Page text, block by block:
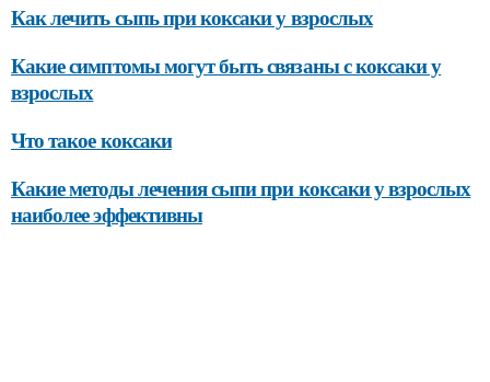
Как лечить сыпь при коксаки у взрослых
Какие симптомы могут быть связаны с коксаки у
взрослых
Что такое коксаки
Какие методы лечения сыпи при коксаки у взрослых
наиболее эффективны